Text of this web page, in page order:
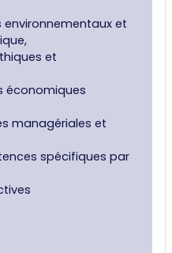
et
et
économiques
managériales et
spécifiques par